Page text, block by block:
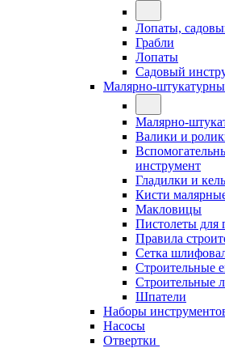
Лопаты,
Грабли
Лопаты
Садовый
Малярно-
Малярно-
Валики и
инструмент
Гладилки и
Кисти
Макловицы
Пистолеты для
Правила
Сетка
Строительные
Строительные
Шпатели
Наборы
Насосы
Отвертки